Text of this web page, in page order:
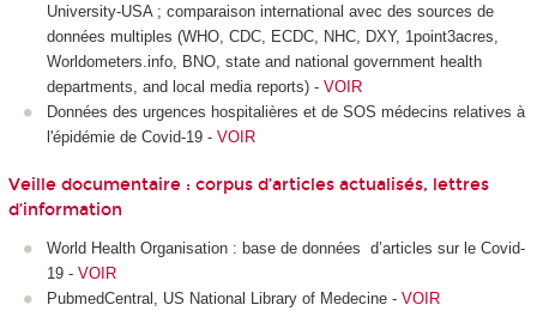
University-USA ; comparaison international avec des sources de
données multiples (WHO, CDC, ECDC, NHC, DXY, 1point3acres,
Worldometers.info, BNO, state and national government health
departments, and local media reports) - VOIR
Données des urgences hospitalières et de SOS médecins relatives à
l'épidémie de Covid-19 - VOIR
Veille documentaire : corpus d’articles actualisés, lettres
d’information
World Health Organisation : base de données d’articles sur le Covid-
19 - VOIR
PubmedCentral, US National Library of Medecine - VOIR